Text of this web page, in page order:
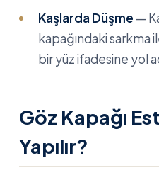
Kaşlarda Düşme —
kapağındaki sarkma
bir yüz ifadesine yol
Göz Kapağı
Yapılır?